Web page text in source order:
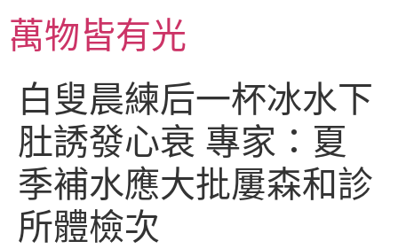
主萬物皆有光
白叟晨練后一杯冰水下
肚誘發心衰 專家：夏
季補水應大批屢森和診
所體檢次